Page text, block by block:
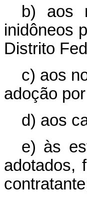
b) aos
inidôneos
Distrito
c) aos
adoção
d) aos
e) às
adotados,